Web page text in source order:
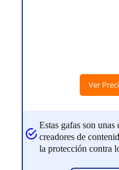
Ver
Estas gafas son unas
creadores de
la protección contra